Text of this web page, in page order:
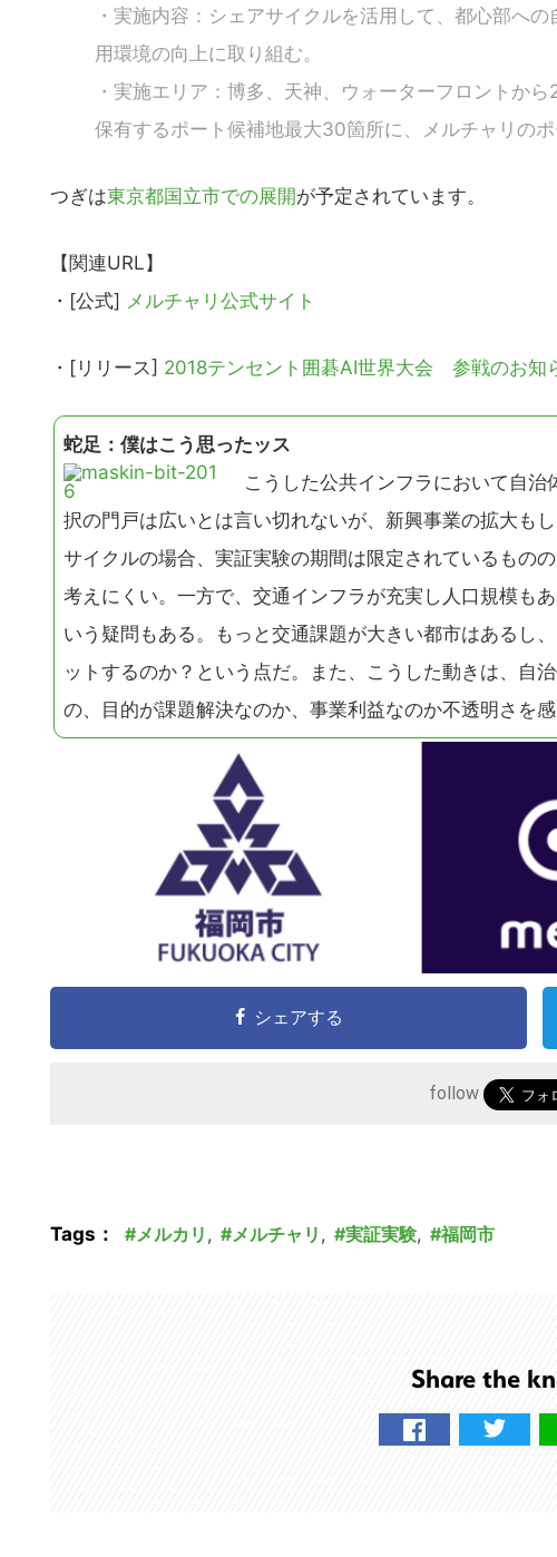
・実施内容：シェアサイクルを活用して、都心部へ
用環境の向上に取り組む。
・実施エリア：博多、天神、ウォーターフロントか
保有するポート候補地最大30箇所に、メルチャリのポ
つぎは東京都国立市での展開が予定されています。
【関連URL】
・[公式] メルチャリ公式サイト
・[リリース] 2018テンセント囲碁AI世界大会 参戦のお知
蛇足：僕はこう思ったッス
こうした公共インフラにおいて自治
択の門戸は広いとは言い切れないが、新興事業の拡大も
サイクルの場合、実証実験の期間は限定されているもの
考えにくい。一方で、交通インフラが充実し人口規模も
いう疑問もある。もっと交通課題が大きい都市はあるし
ットするのか？という点だ。また、こうした動きは、自
の、目的が課題解決なのか、事業利益なのか不透明さを感
シェアする
follow
Tags： メルカリ , メルチャリ , 実証実験, 福岡市
Share the
サ
イ